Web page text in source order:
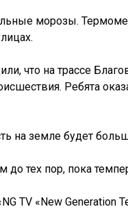
морозы.
что на трассе
Ребята
на земле будет
тех пор, пока
TV «New